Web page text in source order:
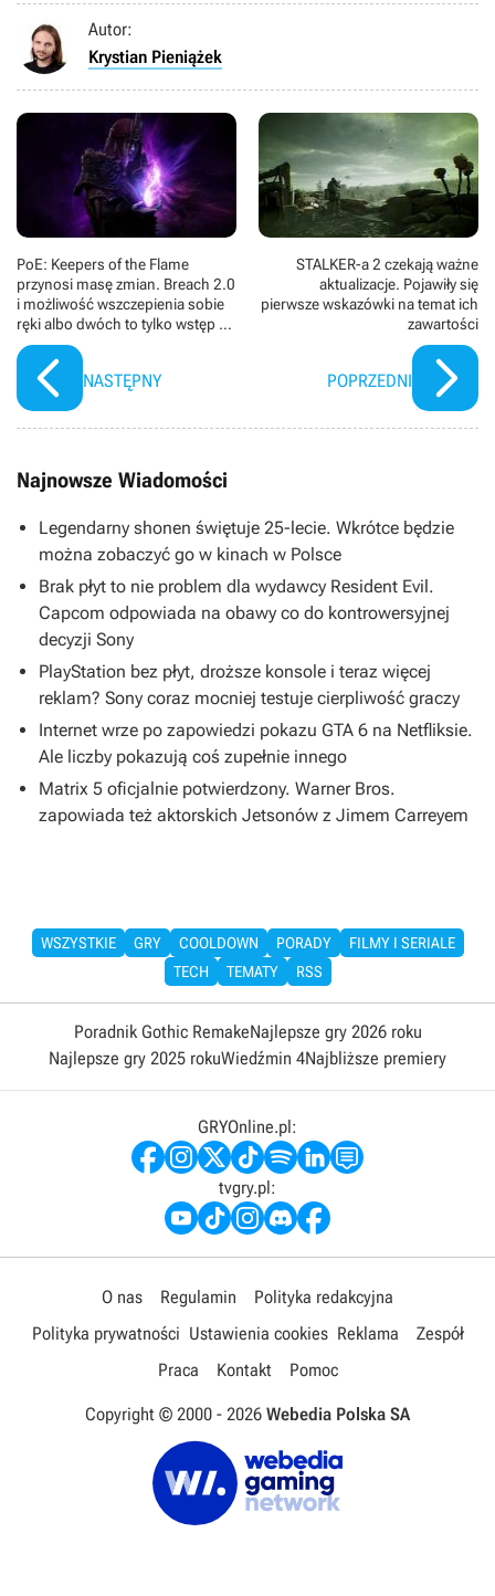
Autor:
Krystian Pieniążek
PoE: Keepers of the Flame
przynosi masę zmian. Breach 2.0
i możliwość wszczepienia sobie
ręki albo dwóch to tylko wstęp do
nowości
NASTĘPNY
STALKER-a 2 czekają ważne
aktualizacje. Pojawiły się
pierwsze wskazówki na temat ich
zawartości
POPRZEDNI
Najnowsze Wiadomości
Legendarny shonen świętuje 25-lecie. Wkrótce będzie
można zobaczyć go w kinach w Polsce
Brak płyt to nie problem dla wydawcy Resident Evil.
Capcom odpowiada na obawy co do kontrowersyjnej
decyzji Sony
PlayStation bez płyt, droższe konsole i teraz więcej
reklam? Sony coraz mocniej testuje cierpliwość graczy
Internet wrze po zapowiedzi pokazu GTA 6 na Netfliksie.
Ale liczby pokazują coś zupełnie innego
Matrix 5 oficjalnie potwierdzony. Warner Bros.
zapowiada też aktorskich Jetsonów z Jimem Carreyem
WSZYSTKIE GRY COOLDOWN PORADY
FILMY I SERIALE
TECH
TEMATY RSS
Poradnik Gothic RemakeNajlepsze gry 2026 roku
Najlepsze gry 2025 rokuWiedźmin 4Najbliższe premiery
GRYOnline.pl:
tvgry.pl:
O nas Regulamin
Polityka redakcyjna
Polityka prywatności Ustawienia cookies Reklama
Zespół
Praca
Kontakt Pomoc
Copyright © 2000 - 2026 Webedia Polska SA